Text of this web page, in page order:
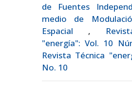
de Fuentes
medio de
Espacial ,
"energía": Vol. 10
Revista Técnica
No. 10